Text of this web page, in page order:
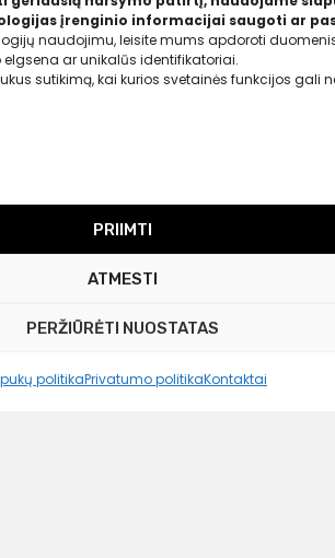
įrenginio informacijai saugoti ar
naudojimu, leisite mums apdoroti
ar unikalūs identifikatoriai.
sutikimą, kai kurios svetainės funkcijos gali
PRIIMTI
ATMESTI
PERŽIŪRĖTI NUOSTATAS
politikaPrivatumo politikaKontaktai